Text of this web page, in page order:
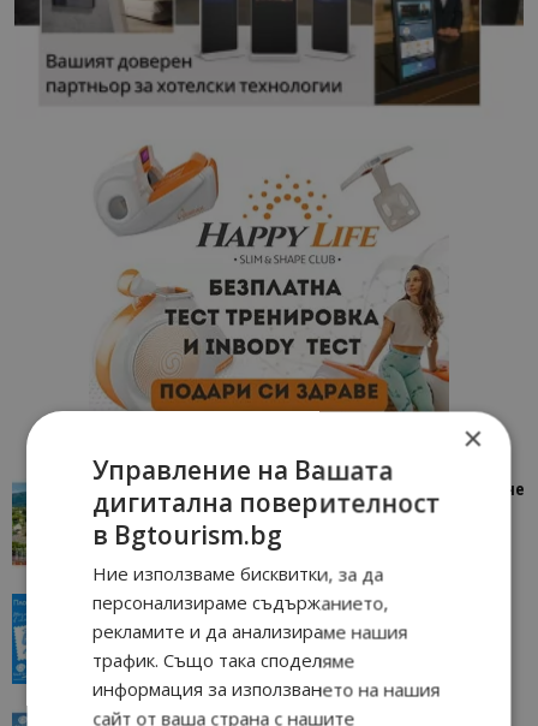
“Пощенска картичка от…”: Петрич – Изживяване
отвъд очакваното
Петрич 11/07/2026 11:22
“Пощенска картичка от…”: Пловдив, градът на
всички времена
Пловдив 23/06/2026 10:00
“Пощенска картичка от…”: Перник – град на
×
Управление на Вашата
дигитална поверителност
в Bgtourism.bg
Ние използваме бисквитки, за да
персонализираме съдържанието,
рекламите и да анализираме нашия
трафик. Също така споделяме
информация за използването на нашия
сайт от ваша страна с нашите